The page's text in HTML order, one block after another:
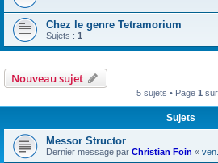
Chez le genre Tetramorium
Sujets : 1
Nouveau sujet
5 sujets • Page 1 sur
Sujets
Messor Structor
Dernier message par Christian Foin «